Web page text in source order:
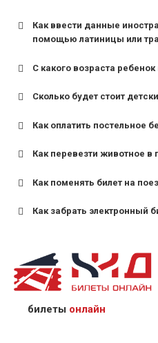
Как ввести данные
помощью латиницы или
С какого возраста
для поездов дальнего
для пригородных
Сколько будет стоит
Как оплатить постельное
Как перевезти животное в
Как поменять билет на
Как забрать электронный
назвав кассиру 14-
предъявив
кого оформлен билет.
билеты онлайн